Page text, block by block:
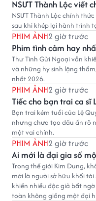
NSƯT Thành Lộc viết
NSƯT Thành Lộc chính
sau khi khép lại hành trình
PHIM ẢNH2 giờ trước
Phim tình cảm hay
Thư Tình Gửi Ngoại vẫn
và những hy sinh lặng
nhất 2026.
PHIM ẢNH2 giờ trước
Tiếc cho bạn trai ca sĩ
Bạn trai kém tuổi của Lệ
nhưng chưa tạo dấu ấn rõ
một vai chính.
PHIM ẢNH2 giờ trước
Ai mới là đại gia số
Trong thế giới Kim Dung,
mới là người sở hữu khối
khiến nhiều độc giả bất
toàn không giống một đại